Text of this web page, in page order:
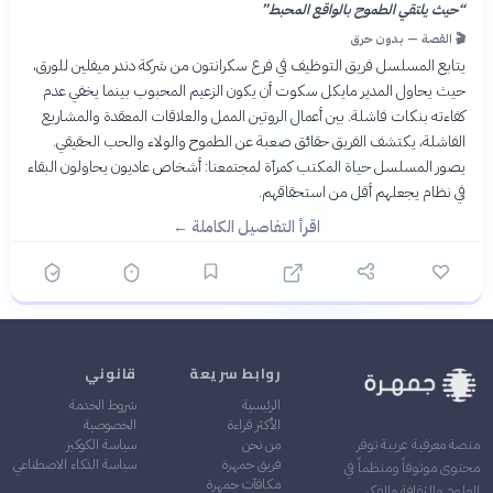
“حيث يلتقي الطموح بالواقع المحبط”
🎬 القصة — بدون حرق
يتابع المسلسل فريق التوظيف في فرع سكرانتون من شركة دندر ميفلين للورق،
حيث يحاول المدير مايكل سكوت أن يكون الزعيم المحبوب بينما يخفي عدم
كفاءته بنكات فاشلة. بين أعمال الروتين الممل والعلاقات المعقدة والمشاريع
الفاشلة، يكتشف الفريق حقائق صعبة عن الطموح والولاء والحب الحقيقي.
يصور المسلسل حياة المكتب كمرآة لمجتمعنا: أشخاص عاديون يحاولون البقاء
في نظام يجعلهم أقل من استحقاقهم.
اقرأ التفاصيل الكاملة ←
منصة معرفية عربية توفر
محتوى موثوقاً ومنظماً في
روابط سريعة
الرئيسية
الأكثر قراءة
من نحن
فريق جمهرة
مكافآت جمهرة
قانوني
شروط الخدمة
الخصوصية
سياسة الكوكيز
سياسة الذكاء الاصطناعي